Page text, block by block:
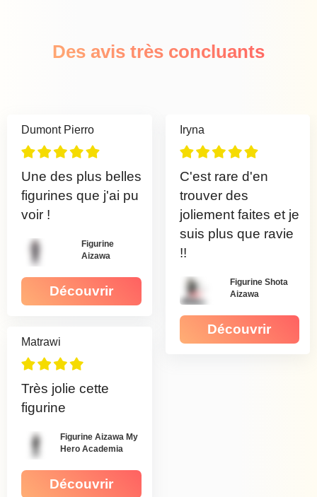
Des avis très concluants
Dumont Pierro
Une des plus belles
figurines que j'ai pu
voir !
Figurine
Aizawa
Découvrir
Matrawi
Très jolie cette
figurine
Figurine Aizawa My
Hero Academia
Découvrir
Iryna
C'est rare d'en
trouver des
joliement faites et je
suis plus que ravie
!!
Figurine Shota
Aizawa
Découvrir